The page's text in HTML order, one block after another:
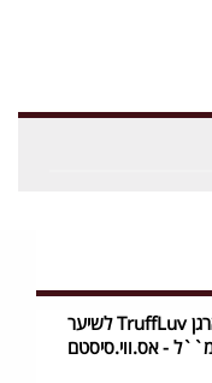
שמן ארגן TruffLuv לשיער